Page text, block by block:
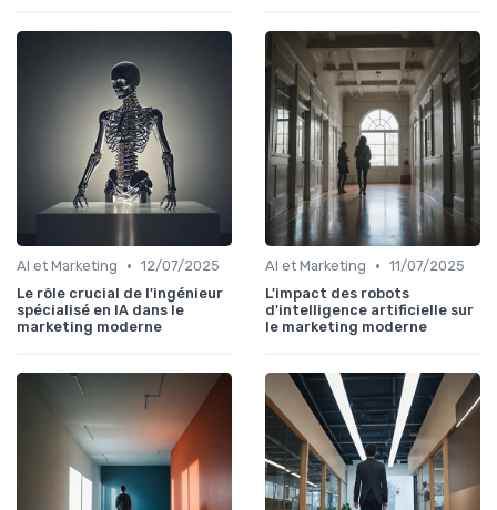
AI et Marketing • 12/07/2025
Le rôle crucial de l'ingénieur
spécialisé en IA dans le
marketing moderne
AI et Marketing • 11/07/2025
L'impact des robots
d'intelligence artificielle sur
le marketing moderne